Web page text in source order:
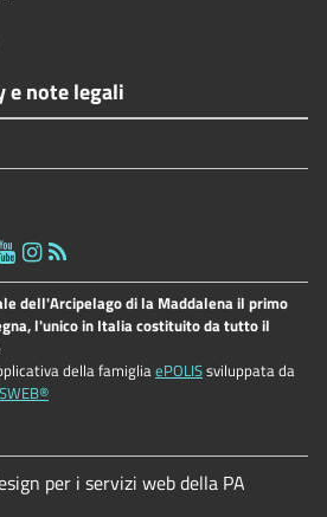
e note legali
dell'Arcipelago di la Maddalena il primo
l'unico in Italia costituito da tutto il
della famigliaePOLISsviluppata da